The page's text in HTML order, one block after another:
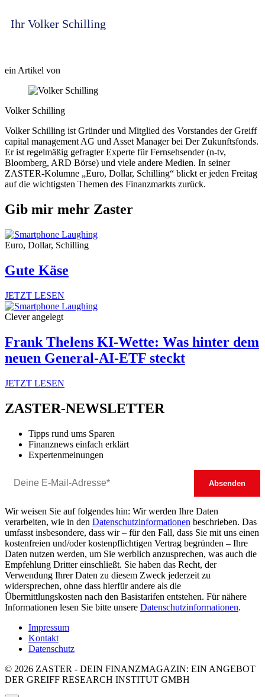
Ihr Volker Schilling
ein Artikel von
Volker Schilling
Volker Schilling ist Gründer und Mitglied des Vorstandes der Greiff
capital management AG und Asset Manager bei Der Zukunftsfonds.
Er ist regelmäßig gefragter Experte für Fernsehsender (n-tv,
Bloomberg, ARD Börse) und viele andere Medien. In seiner
ZASTER-Kolumne „Euro, Dollar, Schilling“ blickt er jeden Freitag
auf die wichtigsten Themen des Finanzmarkts zurück.
Gib mir mehr Zaster
Euro, Dollar, Schilling
Gute Käse
JETZT LESEN
Clever angelegt
Frank Thelens KI-Wette: Was hinter dem
neuen General-AI-ETF steckt
JETZT LESEN
ZASTER-NEWSLETTER
Tipps rund ums Sparen
Finanznews einfach erklärt
Expertenmeinungen
Wir weisen Sie auf folgendes hin: Wir werden Ihre Daten
verarbeiten, wie in den Datenschutzinformationen beschrieben. Das
umfasst insbesondere, dass wir – für den Fall, dass Sie mit uns einen
kostenfreien und/oder kostenpflichtigen Vertrag begründen – Ihre
Daten nutzen werden, um Sie werblich anzusprechen, was auch die
Empfehlung Dritter einschließt. Sie haben das Recht, der
Verwendung Ihrer Daten zu diesem Zweck jederzeit zu
widersprechen, ohne dass hierfür andere als die
Übermittlungskosten nach den Basistarifen entstehen. Für nähere
Informationen lesen Sie bitte unsere Datenschutzinformationen.
Impressum
Kontakt
Datenschutz
© 2026 ZASTER - DEIN FINANZMAGAZIN: EIN ANGEBOT
DER GREIFF RESEARCH INSTITUT GMBH